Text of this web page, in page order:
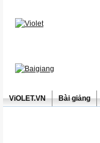
ViOLET.VN Bài giảng